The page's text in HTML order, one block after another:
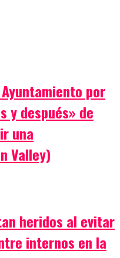
por
y después» de
una
Valley)
heridos al evitar
internos en la